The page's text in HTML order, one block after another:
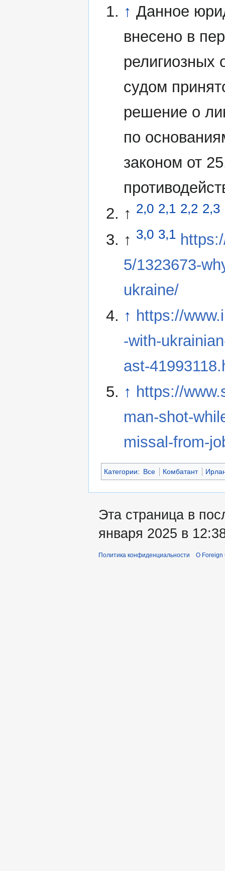
↑ Данное
внесено в
религиозных
судом
решение о
по
законом от
↑ 2,0 2,1 2,2 2,3
↑ 3,0 3,1
5/1323673-
ukraine/
↑ https://
-with-
ast-
↑ https://
man-shot-
missal-from-
Категории: Все Комбатант
Эта страница в
января 2025 в
Политика конфиденциальности О Foreign